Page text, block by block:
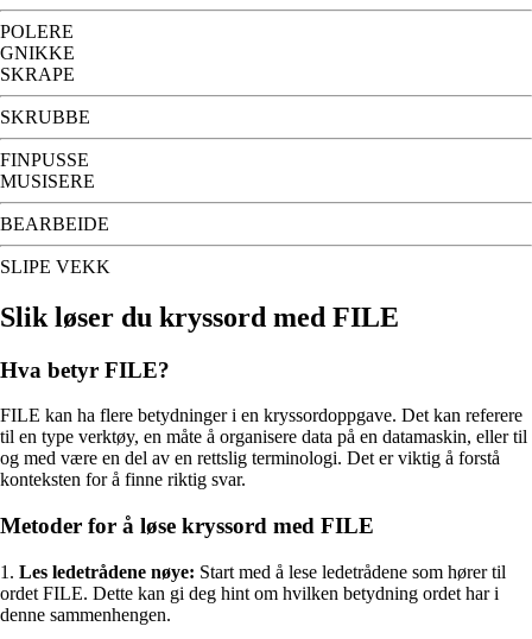
POLERE
GNIKKE
SKRAPE
SKRUBBE
FINPUSSE
MUSISERE
BEARBEIDE
SLIPE VEKK
Slik løser du kryssord med FILE
Hva betyr FILE?
FILE kan ha flere betydninger i en kryssordoppgave. Det kan referere
til en type verktøy, en måte å organisere data på en datamaskin, eller til
og med være en del av en rettslig terminologi. Det er viktig å forstå
konteksten for å finne riktig svar.
Metoder for å løse kryssord med FILE
1. Les ledetrådene nøye: Start med å lese ledetrådene som hører til
ordet FILE. Dette kan gi deg hint om hvilken betydning ordet har i
denne sammenhengen.